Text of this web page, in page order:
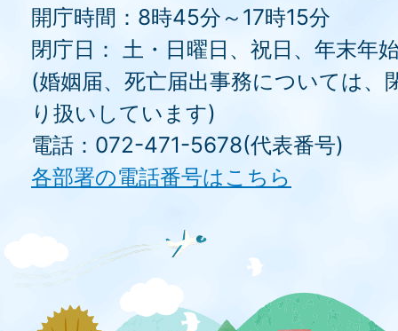
開庁時間：8時45分～17時15分
閉庁日： 土・日曜日、祝日、年末年
(婚姻届、死亡届出事務については、
り扱いしています)
電話：072-471-5678(代表番号)
各部署の電話番号はこちら